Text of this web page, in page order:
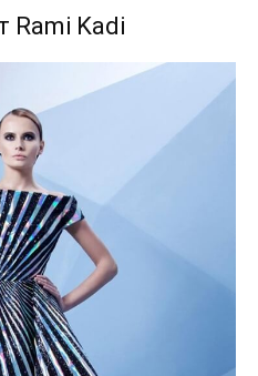
Rami Kadi